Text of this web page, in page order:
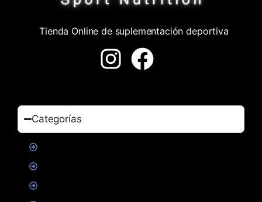
Tienda Online de suplementación deportiva
Categorías